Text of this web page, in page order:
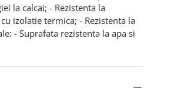
la calcai; - Rezistenta la
izolatie termica; - Rezistenta la
- Suprafata rezistenta la apa si